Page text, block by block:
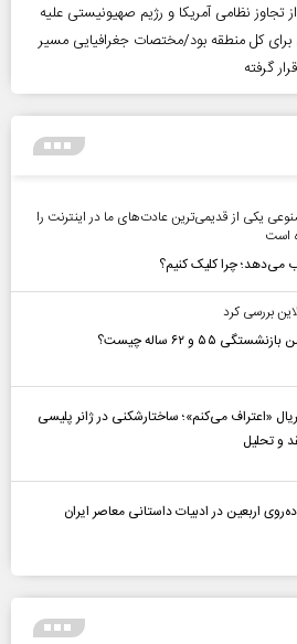
نظامی آمریکا و رژیم صهیونیستی علیه
برای کل منطقه بود/مختصات جغرافیایی مسیر
گرفته
یکی از قدیمی‌ترین عادت‌های ما در اینترنت را
است
می‌دهد؛ چرا کلیک کنیم؟
بررسی کرد
۵۵ و ۶۲ ساله چیست؟
«اعتراف می‌کنم»؛ ساختارشکنی در ژانر پلیسی
و تحلیل
اربعین در ادبیات داستانی معاصر ایران